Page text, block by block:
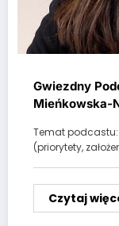
Gwiezdny
Mieńkowska-
Temat podcastu:
(priorytety,
Czytaj